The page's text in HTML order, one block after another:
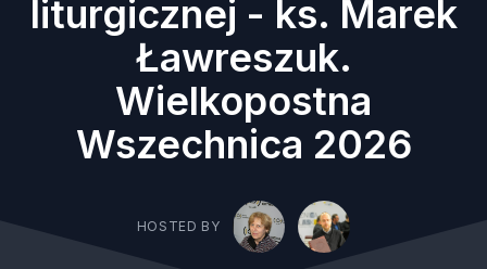
liturgicznej - ks. Marek
Ławreszuk.
Wielkopostna
Wszechnica 2026
HOSTED BY